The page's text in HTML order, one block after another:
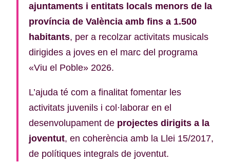
ajuntaments i entitats locals menors de la
província de València amb fins a 1.500
habitants, per a recolzar activitats musicals
dirigides a joves en el marc del programa
«Viu el Poble» 2026.
L’ajuda té com a finalitat fomentar les
activitats juvenils i col·laborar en el
desenvolupament de projectes dirigits a la
joventut, en coherència amb la Llei 15/2017,
de polítiques integrals de joventut.